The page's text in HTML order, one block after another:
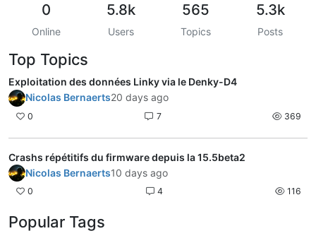
0
Online
5.8k
Users
565
Topics
5.3k
Posts
Top Topics
Exploitation des données Linky via le Denky-D4
Nicolas Bernaerts20 days ago
0 7 369
Crashs répétitifs du firmware depuis la 15.5beta2
Nicolas Bernaerts10 days ago
0 4 116
Popular Tags